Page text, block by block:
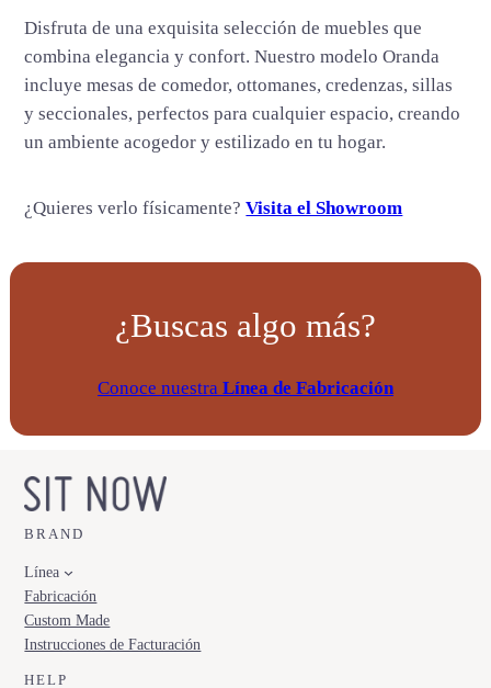
t
d
Disfruta de una exquisita selección de muebles que
combina elegancia y confort. Nuestro modelo Oranda
incluye mesas de comedor, ottomanes, credenzas, sillas
y seccionales, perfectos para cualquier espacio, creando
un ambiente acogedor y estilizado en tu hogar.
¿Quieres verlo físicamente?Visita el Showroom
¿Buscas algo más?
Conoce nuestra Línea de Fabricación
BRAND
Línea
Fabricación
Custom Made
Instrucciones de Facturación
HELP